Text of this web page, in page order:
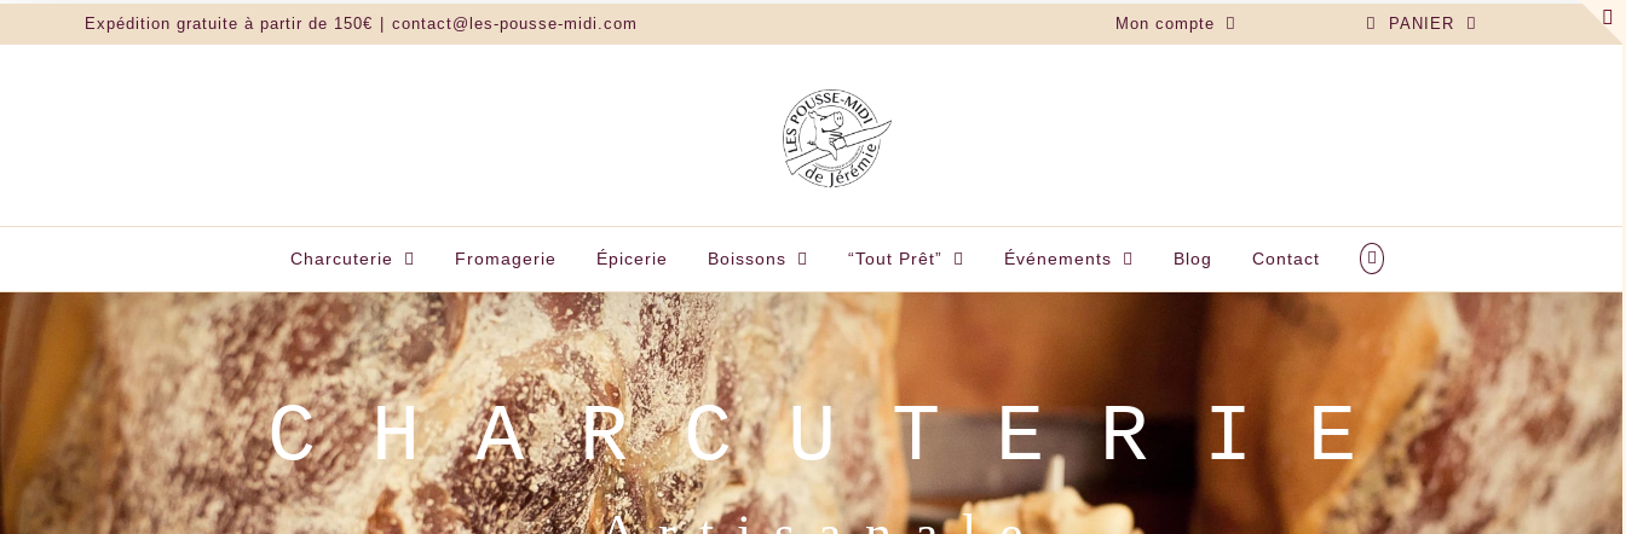
au
Expédition gratuite à partir de 150€ contact@les-pousse-midi.com Mon compte PANIER
Charcuterie Fromagerie Épicerie Boissons “Tout Prêt” Événements Blog Contact
LES POUSSE-MIDI • LA SOURIS BLANCHE • LA
CASA MANIGOD